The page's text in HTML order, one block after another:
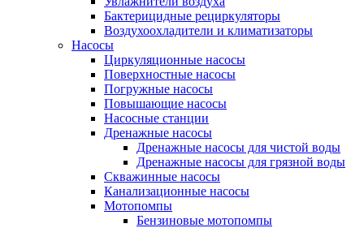
Бактерицидные рециркуляторы
Воздухоохладители и климатизаторы
Насосы
Циркуляционные насосы
Поверхностные насосы
Погружные насосы
Повышающие насосы
Насосные станции
Дренажные насосы
Дренажные насосы для чистой воды
Дренажные насосы для грязной воды
Скважинные насосы
Канализационные насосы
Мотопомпы
Бензиновые мотопомпы